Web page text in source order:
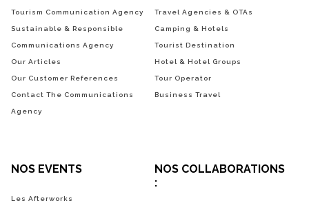
Tourism Communication Agency
Sustainable & Responsible
Communications Agency
Our Articles
Our Customer References
Contact The Communications
Agency
Travel Agencies & OTAs
Camping & Hotels
Tourist Destination
Hotel & Hotel Groups
Tour Operator
Business Travel
NOS EVENTS
Les Afterworks
NOS COLLABORATIONS
: